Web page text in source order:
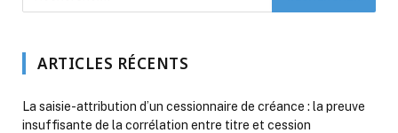
ARTICLES RÉCENTS
La saisie-attribution d’un cessionnaire de créance : la preuve
insuffisante de la corrélation entre titre et cession